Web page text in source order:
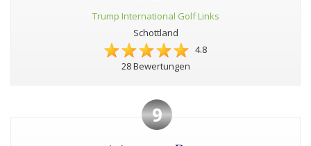
Trump International Golf Links
Schottland
4.8
28 Bewertungen
9